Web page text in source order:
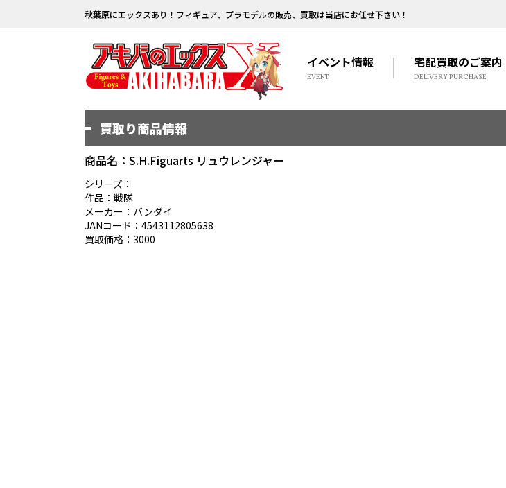
秋葉原にエックスあり！フィギュア、プラモデルの販売、買取は当店にお任せ下さい！
イベント情報
EVENT
宅配買取のご案内
DELIVERY PURCHASE
買取り商品情報
商品名：S.H.Figuarts リュウレンジャー
シリーズ：
作品：戦隊
メーカー：バンダイ
JANコード：4543112805638
買取価格：3000